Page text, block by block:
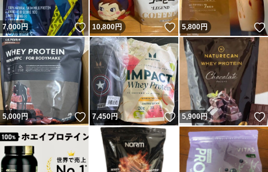
7,000円 いいね！
10,800円 いいね！
5,800円
5,000円 いいね！
7,450円 いいね！
5,900円